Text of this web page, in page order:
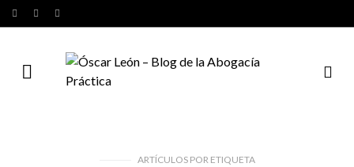
ARTÍCULOS PORETIQUETA